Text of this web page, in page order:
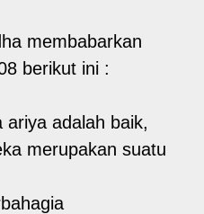
membabarkan
berikut ini :
ariya adalah baik,
merupakan suatu